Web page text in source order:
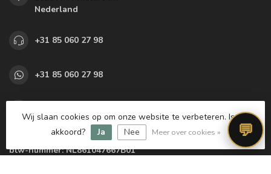
Nederland
+31 85 060 27 98
+31 85 060 27 98
KVK nummer:77563433
btw-nummer:NL861047667B01
💬
Wij slaan cookies op om onze website te verbeteren. Is dat
akkoord?
Ja Nee Meer over cookies »